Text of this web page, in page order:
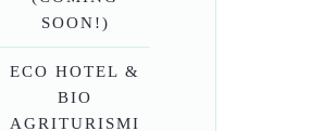
SOON!)
ECO HOTEL &
BIO
AGRITURISMI